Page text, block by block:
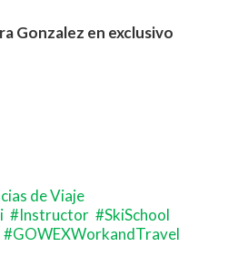
Gonzalez en exclusivo
de Viaje
Instructor
SkiSchool
GOWEXWorkandTravel